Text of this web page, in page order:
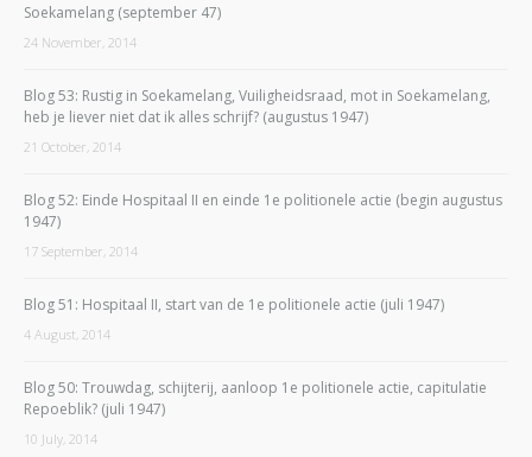
Soekamelang (september 47)
24 November, 2014
Blog 53: Rustig in Soekamelang, Vuiligheidsraad, mot in Soekamelang,
heb je liever niet dat ik alles schrijf? (augustus 1947)
21 October, 2014
Blog 52: Einde Hospitaal II en einde 1e politionele actie (begin augustus
1947)
17 September, 2014
Blog 51: Hospitaal II, start van de 1e politionele actie (juli 1947)
4 August, 2014
Blog 50: Trouwdag, schijterij, aanloop 1e politionele actie, capitulatie
Repoeblik? (juli 1947)
10 July, 2014